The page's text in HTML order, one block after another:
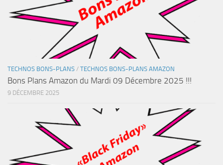
TECHNOS BONS-PLANS / TECHNOS BONS-PLANS AMAZON
Bons Plans Amazon du Mardi 09 Décembre 2025 !!!
9 DÉCEMBRE 2025